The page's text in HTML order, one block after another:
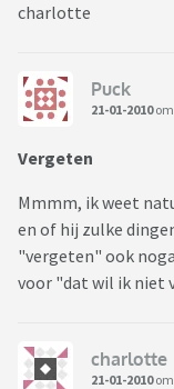
charlotte
Puck
21-01-2010om
Vergeten
Mmmm, ik weet
en of hij zulke
"vergeten" ook
voor "dat wil ik niet
charlotte
21-01-2010om